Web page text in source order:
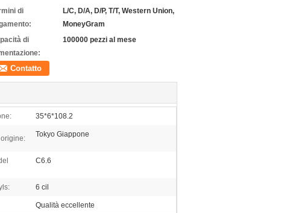
di
L/C, D/A, D/P, T/T, Western Union,
MoneyGram
di
100000 pezzi al mese
Contatto
35*6*108.2
Tokyo Giappone
C6.6
6 cil
Qualità eccellente